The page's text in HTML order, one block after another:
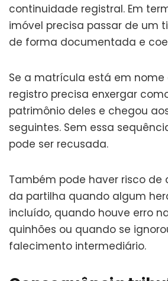
continuidade registral. Em
imóvel precisa passar de um
de forma documentada e
Se a matrícula está em nome
registro precisa enxergar
patrimônio deles e chegou
seguintes. Sem essa
pode ser recusada.
Também pode haver risco
da partilha quando algum
incluído, quando houve erro
quinhões ou quando se
falecimento intermediário.